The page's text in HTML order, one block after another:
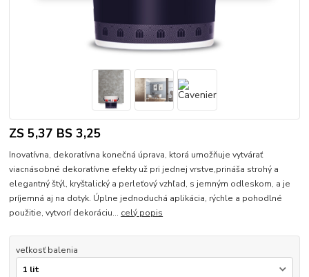
ZS 5,37 BS 3,25
Inovatívna, dekoratívna konečná úprava, ktorá umožňuje vytvárať
viacnásobné dekoratívne efekty už pri jednej vrstve,prináša strohý a
elegantný štýl, kryštalický a perleťový vzhľad, s jemným odleskom, a je
príjemná aj na dotyk. Úplne jednoduchá aplikácia, rýchle a pohodlné
použitie, vytvorí dekoráciu... celý popis
veľkosť balenia